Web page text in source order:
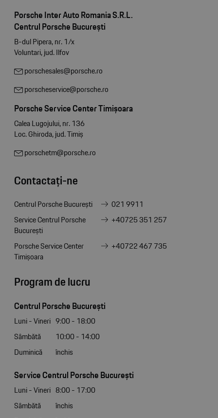
Porsche Inter Auto Romania S.R.L.
Centrul Porsche București
B-dul Pipera, nr. 1/x
Voluntari, jud. Ilfov
porschesales@porsche.ro
porscheservice@porsche.ro
Porsche Service Center Timișoara
Calea Lugojului, nr. 136
Loc. Ghiroda, jud. Timiș
porschetm@porsche.ro
Contactați-ne
Centrul Porsche București
021 9911
Service Centrul Porsche
București
+40725 351 257
Porsche Service Center
Timișoara
+40722 467 735
Program de lucru
Centrul Porsche București
Luni - Vineri 9:00 - 18:00
Sâmbătă
10:00 - 14:00
Duminică
închis
Service Centrul Porsche București
Luni - Vineri 8:00 - 17:00
Sâmbătă
închis